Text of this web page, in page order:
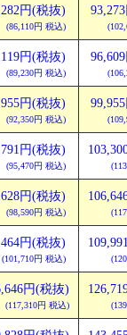
円(税抜)
(86,110円 税込)
円(税抜)
(89,230円 税込)
円(税抜)
(92,350円 税込)
円(税抜)
(95,470円 税込)
円(税抜)
(98,590円 税込)
円(税抜)
(101,710円 税込)
円(税抜)
(117,310円 税込)